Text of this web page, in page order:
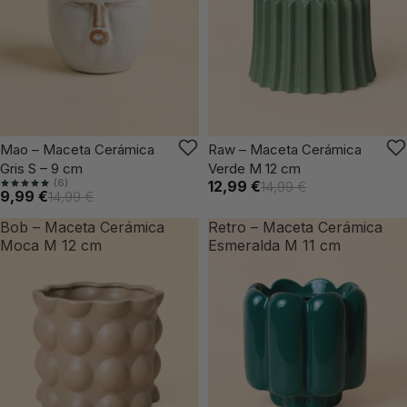
VUELVE PRONTO
Mao – Maceta Cerámica
Gris S – 9 cm
(6)
9,99 €14,99 €
VUELVE PRONTO
Raw – Maceta Cerámica
Verde M 12 cm
12,99 €14,99 €
Bob – Maceta Cerámica
Moca M 12 cm
Retro – Maceta Cerámica
Esmeralda M 11 cm